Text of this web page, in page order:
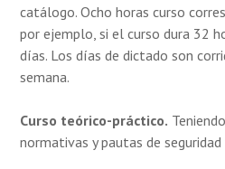
catálogo. Ocho horas curso
por ejemplo, si el curso dura 32
días. Los días de dictado son
semana.
Curso teórico-práctico.
normativas y pautas de